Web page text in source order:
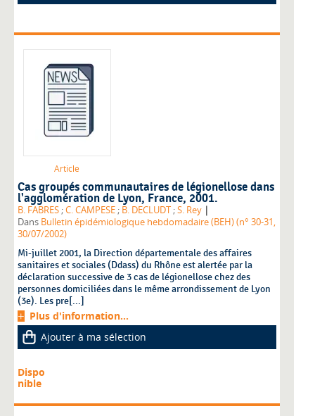
Article
Cas groupés communautaires de légionellose dans
l'agglomération de Lyon, France, 2001.
B. FABRES ;C. CAMPESE ; B. DECLUDT ;S. Rey |
Dans Bulletin épidémiologique hebdomadaire (BEH) (n° 30-31,
30/07/2002)
Mi-juillet 2001, la Direction départementale des affaires
sanitaires et sociales (Ddass) du Rhône est alertée par la
déclaration successive de 3 cas de légionellose chez des
personnes domiciliées dans le même arrondissement de Lyon
(3e). Les pre[...]
Plus d'information...
Ajouter à ma sélection
Dispo
nible